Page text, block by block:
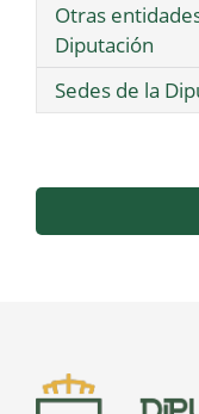
Otras
Diputación
Sedes de la